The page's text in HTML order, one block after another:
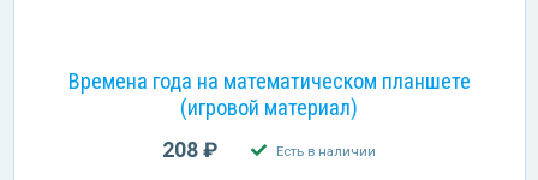
Времена года на математическом планшете
(игровой материал)
208 ₽ Есть в наличии